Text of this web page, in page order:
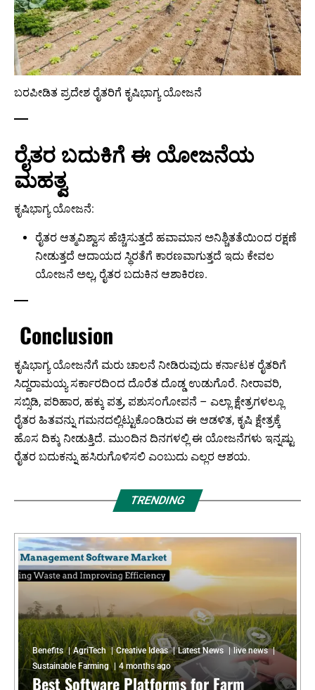
ಬರಪೀಡಿತ ಪ್ರದೇಶ ರೈತರಿಗೆ ಕೃಷಿಭಾಗ್ಯ ಯೋಜನೆ
ರೈತರ ಬದುಕಿಗೆ ಈ ಯೋಜನೆಯ
ಮಹತ್ವ
ಕೃಷಿಭಾಗ್ಯ ಯೋಜನೆ:
ರೈತರ ಆತ್ಮವಿಶ್ವಾಸ ಹೆಚ್ಚಿಸುತ್ತದೆ ಹವಾಮಾನ ಅನಿಶ್ಚಿತತೆಯಿಂದ ರಕ್ಷಣೆ
ನೀಡುತ್ತದೆ ಆದಾಯದ ಸ್ಥಿರತೆಗೆ ಕಾರಣವಾಗುತ್ತದೆ ಇದು ಕೇವಲ
ಯೋಜನೆ ಅಲ್ಲ, ರೈತರ ಬದುಕಿನ ಆಶಾಕಿರಣ.
Conclusion
ಕೃಷಿಭಾಗ್ಯ ಯೋಜನೆಗೆ ಮರು ಚಾಲನೆ ನೀಡಿರುವುದು ಕರ್ನಾಟಕ ರೈತರಿಗೆ
ಸಿದ್ದರಾಮಯ್ಯ ಸರ್ಕಾರದಿಂದ ದೊರೆತ ದೊಡ್ಡ ಉಡುಗೊರೆ. ನೀರಾವರಿ,
ಸಬ್ಸಿಡಿ, ಪರಿಹಾರ, ಹಕ್ಕು ಪತ್ರ, ಪಶುಸಂಗೋಪನೆ – ಎಲ್ಲಾ ಕ್ಷೇತ್ರಗಳಲ್ಲೂ
ರೈತರ ಹಿತವನ್ನು ಗಮನದಲ್ಲಿಟ್ಟುಕೊಂಡಿರುವ ಈ ಆಡಳಿತ, ಕೃಷಿ ಕ್ಷೇತ್ರಕ್ಕೆ
ಹೊಸ ದಿಕ್ಕು ನೀಡುತ್ತಿದೆ. ಮುಂದಿನ ದಿನಗಳಲ್ಲಿ ಈ ಯೋಜನೆಗಳು ಇನ್ನಷ್ಟು
ರೈತರ ಬದುಕನ್ನು ಹಸಿರುಗೊಳಿಸಲಿ ಎಂಬುದು ಎಲ್ಲರ ಆಶಯ.
TRENDING
Benefits AgriTech Creative Ideas Latest News
live news
Sustainable Farming
4 months ago
Best Software Platforms for Farm